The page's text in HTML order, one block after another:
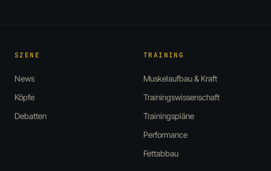
SZENE
News
Köpfe
Debatten
TRAINING
Muskelaufbau & Kraft
Trainingswissenschaft
Trainingspläne
Performance
Fettabbau